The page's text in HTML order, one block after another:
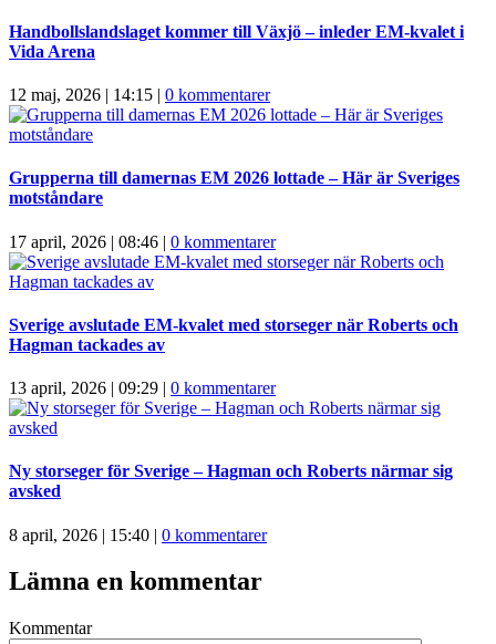
Handbollslandslaget kommer till Växjö – inleder EM-kvalet i
Vida Arena
12 maj, 2026 | 14:15 | 0 kommentarer
Grupperna till damernas EM 2026 lottade – Här är Sveriges
motståndare
17 april, 2026 | 08:46 | 0 kommentarer
Sverige avslutade EM-kvalet med storseger när Roberts och
Hagman tackades av
13 april, 2026 | 09:29 | 0 kommentarer
Ny storseger för Sverige – Hagman och Roberts närmar sig
avsked
8 april, 2026 | 15:40 | 0 kommentarer
Lämna en kommentar
Kommentar